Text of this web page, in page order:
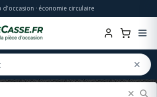
d'occasion · économie circulaire